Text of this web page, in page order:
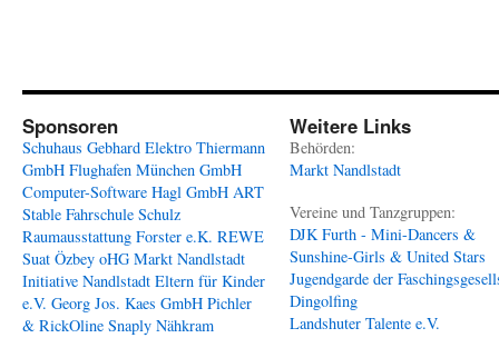
Sponsoren
Schuhaus Gebhard Elektro Thiermann
GmbH Flughafen München GmbH
Computer-Software Hagl GmbH ART
Stable Fahrschule Schulz
Raumausstattung Forster e.K. REWE
Suat Özbey oHG Markt Nandlstadt
Initiative Nandlstadt Eltern für Kinder
e.V. Georg Jos. Kaes GmbH Pichler
& RickOline Snaply Nähkram
Weitere Links
Behörden:
Markt Nandlstadt
Vereine und Tanzgruppen:
DJK Furth - Mini-Dancers &
Sunshine-Girls & United Stars
Jugendgarde der
Dingolfing
Landshuter Talente e.V.